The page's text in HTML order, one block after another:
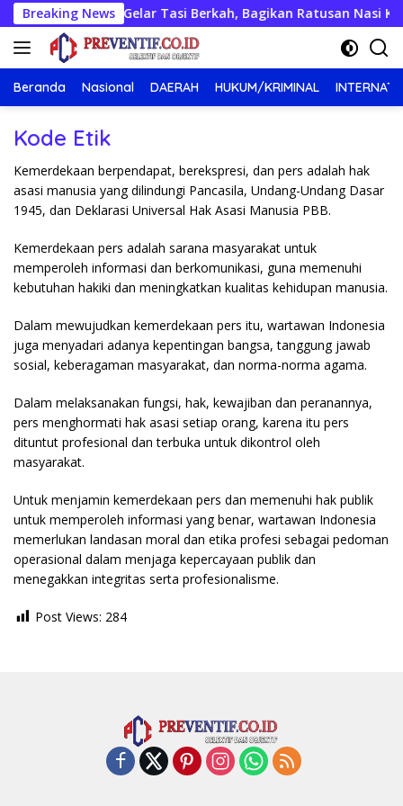
Langsung
ke
konten
Breaking News
Polres Mesuji Gelar Tasi Berkah, Bagikan Ratusan Nasi
Beranda Nasional DAERAH HUKUM/KRIMINAL
Kode Etik
Kemerdekaan berpendapat, berekspresi, dan pers adalah hak
asasi manusia yang dilindungi Pancasila, Undang-Undang Dasar
1945, dan Deklarasi Universal Hak Asasi Manusia PBB.
Kemerdekaan pers adalah sarana masyarakat untuk
memperoleh informasi dan berkomunikasi, guna memenuhi
kebutuhan hakiki dan meningkatkan kualitas kehidupan manusia.
Dalam mewujudkan kemerdekaan pers itu, wartawan Indonesia
juga menyadari adanya kepentingan bangsa, tanggung jawab
sosial, keberagaman masyarakat, dan norma-norma agama.
Dalam melaksanakan fungsi, hak, kewajiban dan peranannya,
pers menghormati hak asasi setiap orang, karena itu pers
dituntut profesional dan terbuka untuk dikontrol oleh
masyarakat.
Untuk menjamin kemerdekaan pers dan memenuhi hak publik
untuk memperoleh informasi yang benar, wartawan Indonesia
memerlukan landasan moral dan etika profesi sebagai pedoman
operasional dalam menjaga kepercayaan publik dan
menegakkan integritas serta profesionalisme.
Post Views: 284